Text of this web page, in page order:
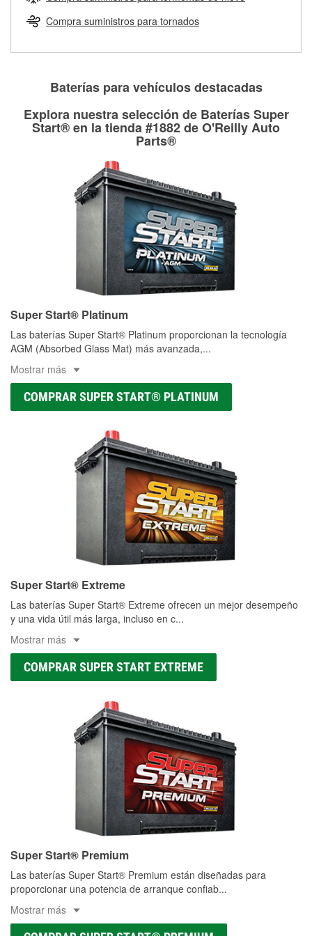
Herramientas de O'Reilly
pueden ser reutilizados, podemos ayudarte a encontrar las
partes de reemplazo correctas para tu reparación.
Rectificación de tambores y discos de freno
Compra suministros para tornados
Baterías para vehículos destacadas
Explora nuestra selección de Baterías Super
Start® en la tienda #1882 de O'Reilly Auto
Parts®
Super Start® Platinum
Las baterías Super Start® Platinum proporcionan la tecnología
AGM (Absorbed Glass Mat) más avanzada,...
Mostrar más
COMPRAR SUPER START® PLATINUM
Super Start® Extreme
Las baterías Super Start® Extreme ofrecen un mejor desempeño
y una vida útil más larga, incluso en c...
Mostrar más
COMPRAR SUPER START EXTREME
Super Start® Premium
Las baterías Super Start® Premium están diseñadas para
proporcionar una potencia de arranque confiab...
Mostrar más